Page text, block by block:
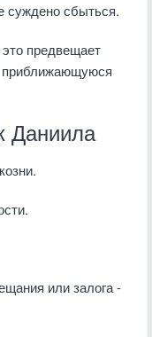
суждено сбыться.
предвещает
приближающуюся
Даниила
или залога -